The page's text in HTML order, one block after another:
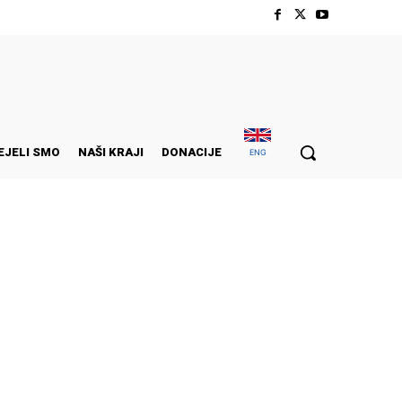
SMO NAŠI KRAJI DONACIJE ENG